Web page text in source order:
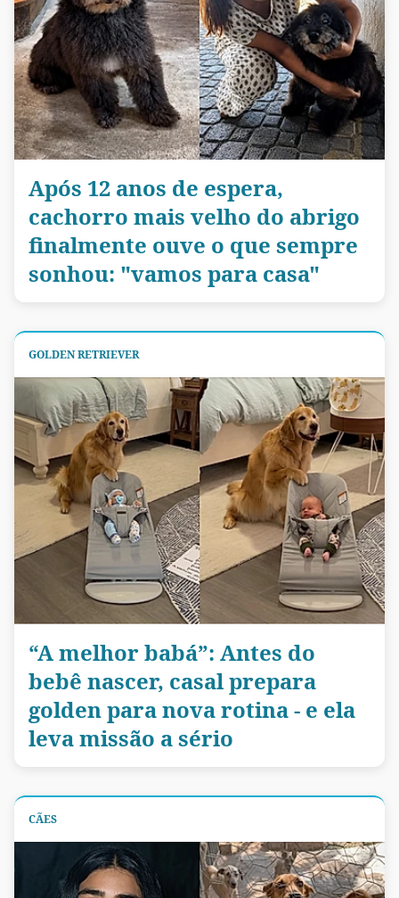
Após 12 anos de espera,
cachorro mais velho do abrigo
finalmente ouve o que sempre
sonhou: "vamos para casa"
GOLDEN RETRIEVER
“A melhor babá”: Antes do
bebê nascer, casal prepara
golden para nova rotina - e ela
leva missão a sério
CÃES